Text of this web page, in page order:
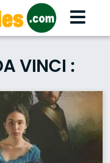
VINCI :